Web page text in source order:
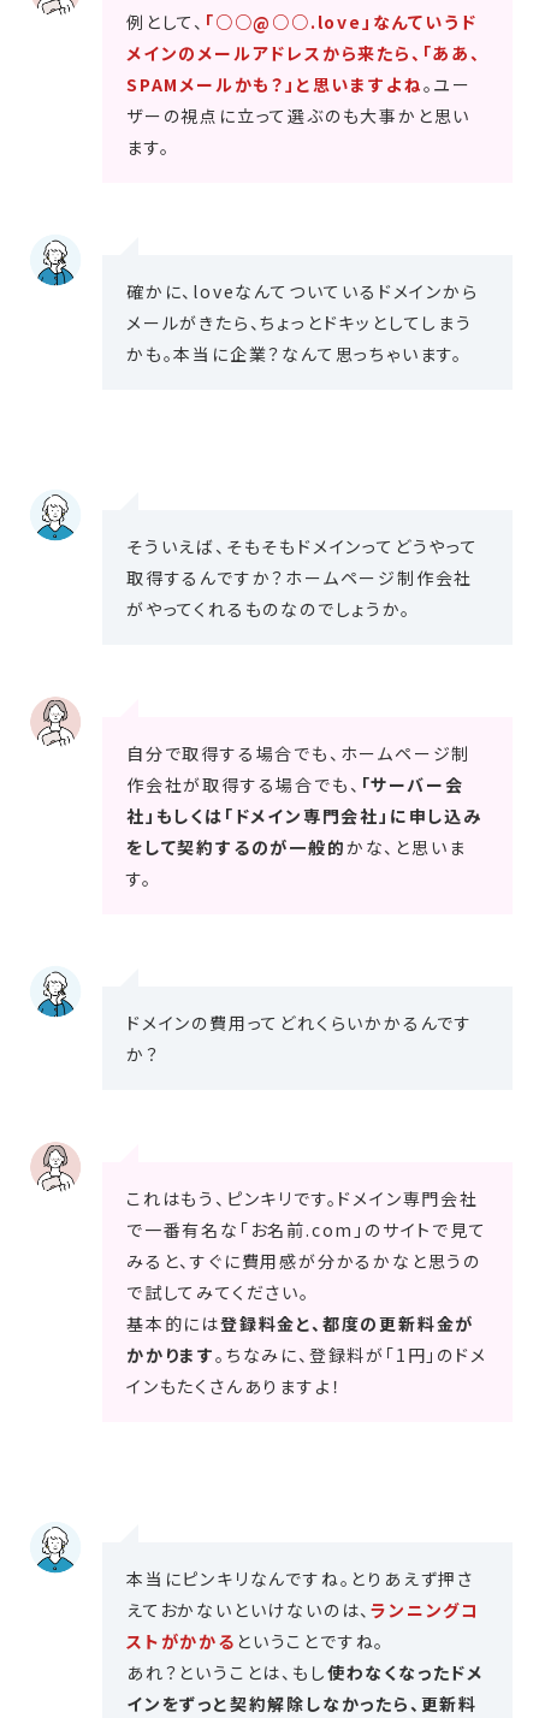
例として、 「○○@○○.love」なんていうド
メインのメールアドレスから来たら、「ああ、
SPAMメールかも？」と思いますよね。ユー
ザーの視点に立って選ぶのも大事かと思い
ます。
確かに、loveなんてついているドメインから
メールがきたら、ちょっとドキッとしてしまう
かも。本当に企業？なんて思っちゃいます。
そういえば、そもそもドメインってどうやって
取得するんですか？ホームページ制作会社
がやってくれるものなのでしょうか。
自分で取得する場合でも、ホームページ制
作会社が取得する場合でも、 「サーバー会
社」もしくは「ドメイン専門会社」に申し込み
をして契約するのが一般的かな、と思いま
す。
ドメインの費用ってどれくらいかかるんです
か？
これはもう、ピンキリです。ドメイン専門会社
で一番有名な「お名前.com」のサイトで見て
みると、すぐに費用感が分かるかなと思うの
で試してみてください。
基本的には登録料金と、都度の更新料金が
かかります。ちなみに、登録料が「1円」のドメ
インもたくさんありますよ！
本当にピンキリなんですね。とりあえず押さ
えておかないといけないのは、ランニングコ
ストがかかる ということですね。
あれ？ということは、もし使わなくなったドメ
インをずっと契約解除しなかったら、更新料